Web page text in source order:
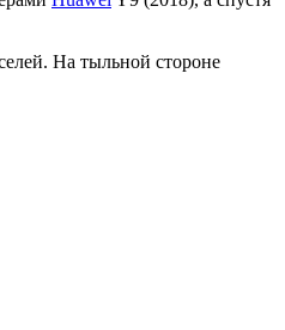
На тыльной стороне